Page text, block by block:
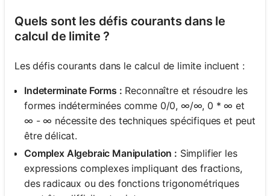
Quels sont les défis courants dans le
calcul de limite ?
Les défis courants dans le calcul de limite incluent :
Indeterminate Forms : Reconnaître et résoudre les
formes indéterminées comme 0/0, ∞/∞, 0 * ∞ et
∞ - ∞ nécessite des techniques spécifiques et peut
être délicat.
Complex Algebraic Manipulation : Simplifier les
expressions complexes impliquant des fractions,
des radicaux ou des fonctions trigonométriques